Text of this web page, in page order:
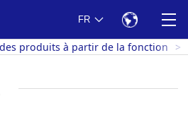
FR
produits à partir de la fonction